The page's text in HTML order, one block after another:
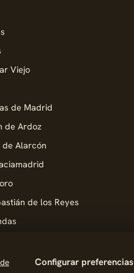
Viejo
de Madrid
de Ardoz
de Alarcón
de los Reyes
Configurar preferencias